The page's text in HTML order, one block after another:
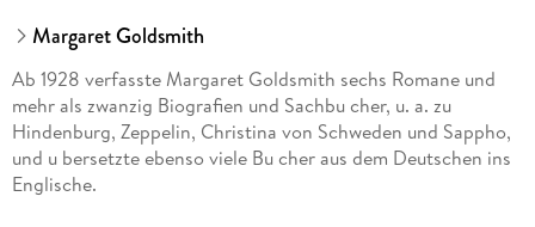
Margaret Goldsmith
Ab 1928 verfasste Margaret Goldsmith sechs Romane und
mehr als zwanzig Biografien und Sachbu cher, u. a. zu
Hindenburg, Zeppelin, Christina von Schweden und Sappho,
und u bersetzte ebenso viele Bu cher aus dem Deutschen ins
Englische.